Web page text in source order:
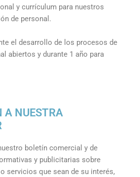
y currículum para nuestros
de personal.
el desarrollo de los procesos de
abiertos y durante 1 año para
A NUESTRA
boletín comercial y de
y publicitarias sobre
servicios que sean de su interés,